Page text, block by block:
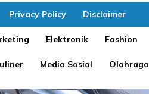
Privacy Policy Disclaimer
Elektronik Fashion
Media Sosial Olahraga